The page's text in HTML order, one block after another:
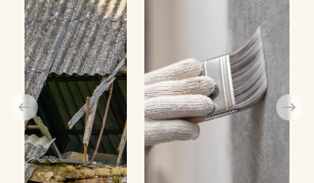
PLOMB (CREP)
Validité : 1 an pour la vente – 6 ans pour